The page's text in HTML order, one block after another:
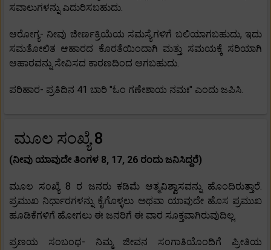
ಸವಾಲುಗಳನ್ನು ಎದುರಿಸಬಹುದು.
ಆರೋಗ್ಯ- ನೀವು ಜೀರ್ಣಕ್ರಿಯೆಯ ಸಮಸ್ಯೆಗಳಿಗೆ ಬಲಿಯಾಗಬಹುದು, ಇದು
ಸಮತೋಲಿತ ಆಹಾರದ ಕೊರತೆಯಿಂದಾಗಿ ಮತ್ತು ಸಮಯಕ್ಕೆ ಸರಿಯಾಗಿ
ಆಹಾರವನ್ನು ಸೇವಿಸದ ಕಾರಣದಿಂದ ಆಗಬಹುದು.
ಪರಿಹಾರ- ಪ್ರತಿದಿನ 41 ಬಾರಿ "ಓಂ ಗಣೇಶಾಯ ನಮಃ" ಎಂದು ಜಪಿಸಿ.
ಮೂಲ ಸಂಖ್ಯೆ 8
(ನೀವು ಯಾವುದೇ ತಿಂಗಳ 8, 17, 26 ರಂದು ಜನಿಸಿದ್ದರೆ)
ಮೂಲ ಸಂಖ್ಯೆ 8 ರ ಜನರು ಕಡಿಮೆ ಆತ್ಮವಿಶ್ವಾಸವನ್ನು ಹೊಂದಿರುತ್ತಾರೆ.
ಪ್ರಮುಖ ನಿರ್ಧಾರಗಳನ್ನು ಕೈಗೊಳ್ಳಲು ಅಥವಾ ಯಾವುದೇ ಹೊಸ ಪ್ರಮುಖ
ಹೂಡಿಕೆಗಳಿಗೆ ಹೋಗಲು ಈ ಜನರಿಗೆ ಈ ವಾರ ಸೂಕ್ತವಾಗಿರುವುದಿಲ್ಲ.
ಪ್ರಣಯ ಸಂಬಂಧ- ನಿಮ್ಮ ಜೀವನ ಸಂಗಾತಿಯೊಂದಿಗೆ ಪ್ರೀತಿಯ